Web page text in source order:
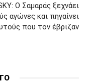
Ο Σαμαράς ξεχνάει
αγώνες και πηγαίνει
που τον έβριζαν